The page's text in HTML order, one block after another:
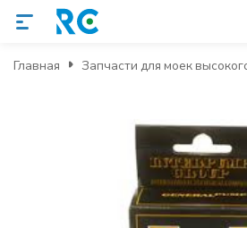
Главная Запчасти для моек